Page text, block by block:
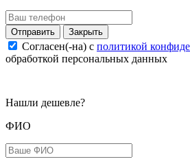
Закрыть
Согласен(-на) c политикой
обработкой персональных данных
Нашли дешевле?
ФИО